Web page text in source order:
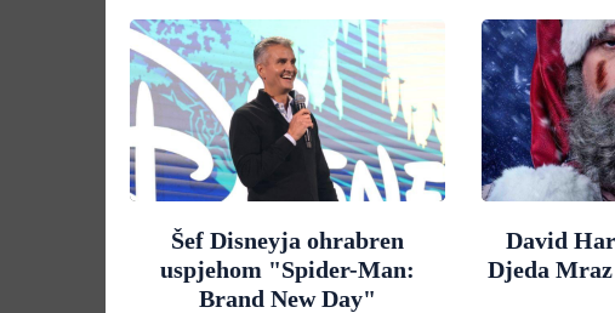
Šef Disneyja ohrabren
uspjehom "Spider-Man:
Brand New Day"
David
Djeda